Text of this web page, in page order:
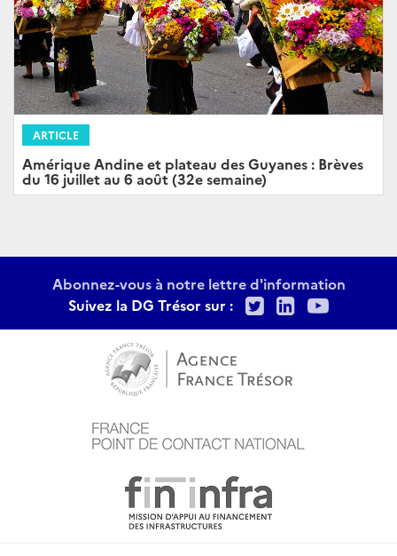
ARTICLE
Amérique Andine et plateau des Guyanes : Brèves
du 16 juillet au 6 août (32e semaine)
Abonnez-vous à notre lettre d'information
Suivez la DG Trésor sur :
TwitterLinkedIn